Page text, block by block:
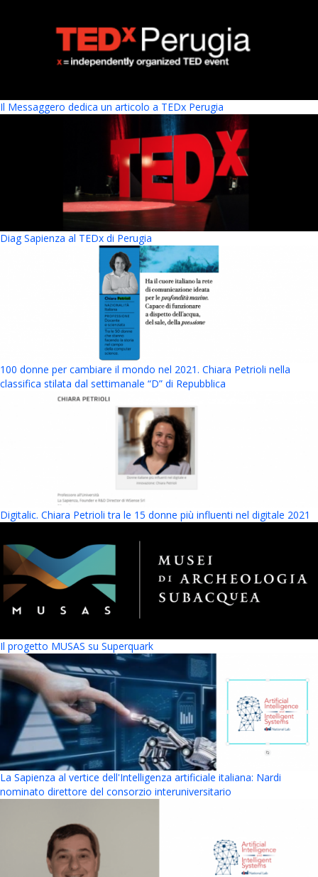
Il Messaggero dedica un articolo a TEDx Perugia
Diag Sapienza al TEDx di Perugia
100 donne per cambiare il mondo nel 2021. Chiara Petrioli nella
classifica stilata dal settimanale “D” di Repubblica
Digitalic. Chiara Petrioli tra le 15 donne più influenti nel digitale 2021
Il progetto MUSAS su Superquark
La Sapienza al vertice dell'Intelligenza artificiale italiana: Nardi
nominato direttore del consorzio interuniversitario